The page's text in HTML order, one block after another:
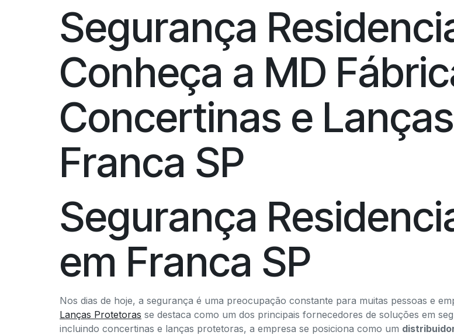
Segurança
Conheça a MD
Concertinas e
Franca SP
Segurança
em Franca SP
Nos dias de hoje, a segurança é uma preocupação constante para muitas pessoas e
Lanças Protetoras se destaca como um dos principais fornecedores de soluções em
incluindo concertinas e lanças protetoras, a empresa se posiciona como um